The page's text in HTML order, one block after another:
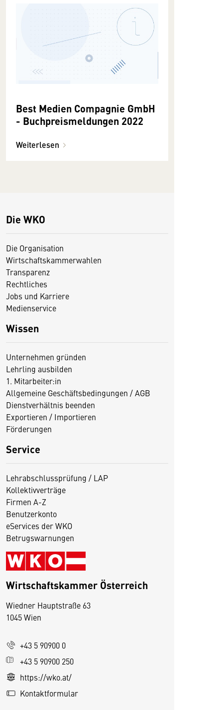
Best Medien Compagnie GmbH
- Buchpreismeldungen 2022
Weiterlesen
Die WKO
Die Organisation
Wirtschaftskammerwahlen
Transparenz
Rechtliches
Jobs und Karriere
Medienservice
Wissen
Unternehmen gründen
Lehrling ausbilden
1. Mitarbeiter:in
Allgemeine Geschäftsbedingungen / AGB
Dienstverhältnis beenden
Exportieren / Importieren
Förderungen
Service
Lehrabschlussprüfung / LAP
Kollektivverträge
Firmen A-Z
Benutzerkonto
eServices der WKO
Betrugswarnungen
Wirtschaftskammer Österreich
Wiedner Hauptstraße 63
1045 Wien
+43 5 90900 0
+43 5 90900 250
https://wko.at/
Kontaktformular
D
e
s
e